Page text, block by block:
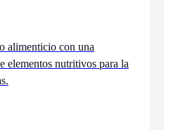
alimenticio con una
elementos nutritivos para la